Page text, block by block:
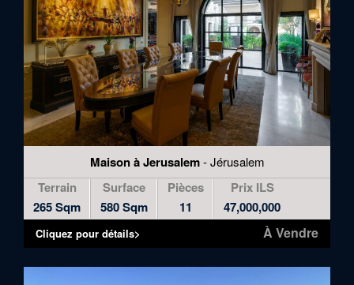
Maison à Jerusalem- Jérusalem
Terrain
265 Sqm
Surface
580 Sqm
Pièces
11
Prix ILS
47,000,000
À Vendre
Cliquez pour détails>